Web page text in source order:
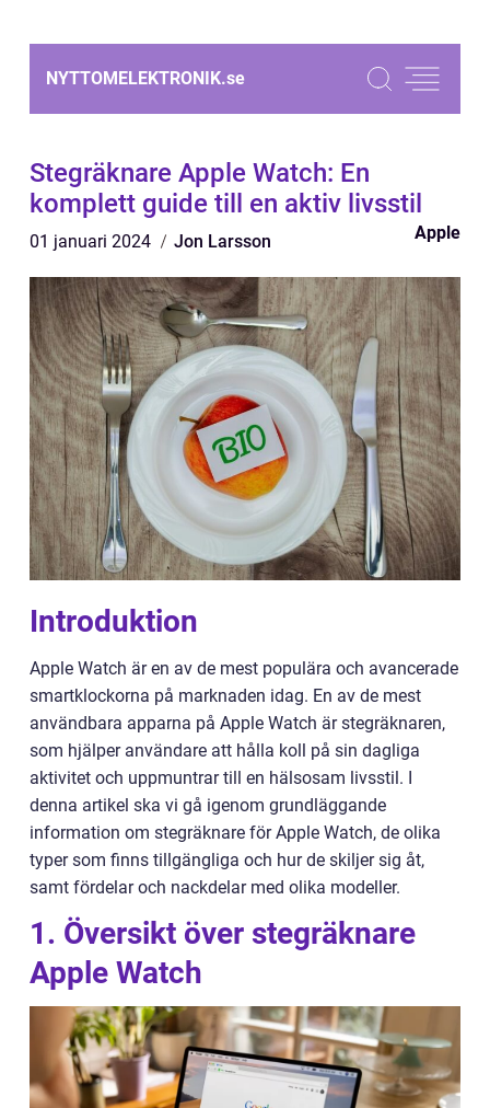
NYTTOMELEKTRONIK.se
Stegräknare Apple Watch: En
komplett guide till en aktiv livsstil
01 januari 2024 Jon Larsson Apple
Introduktion
Apple Watch är en av de mest populära och avancerade
smartklockorna på marknaden idag. En av de mest
användbara apparna på Apple Watch är stegräknaren,
som hjälper användare att hålla koll på sin dagliga
aktivitet och uppmuntrar till en hälsosam livsstil. I
denna artikel ska vi gå igenom grundläggande
information om stegräknare för Apple Watch, de olika
typer som finns tillgängliga och hur de skiljer sig åt,
samt fördelar och nackdelar med olika modeller.
1. Översikt över stegräknare
Apple Watch